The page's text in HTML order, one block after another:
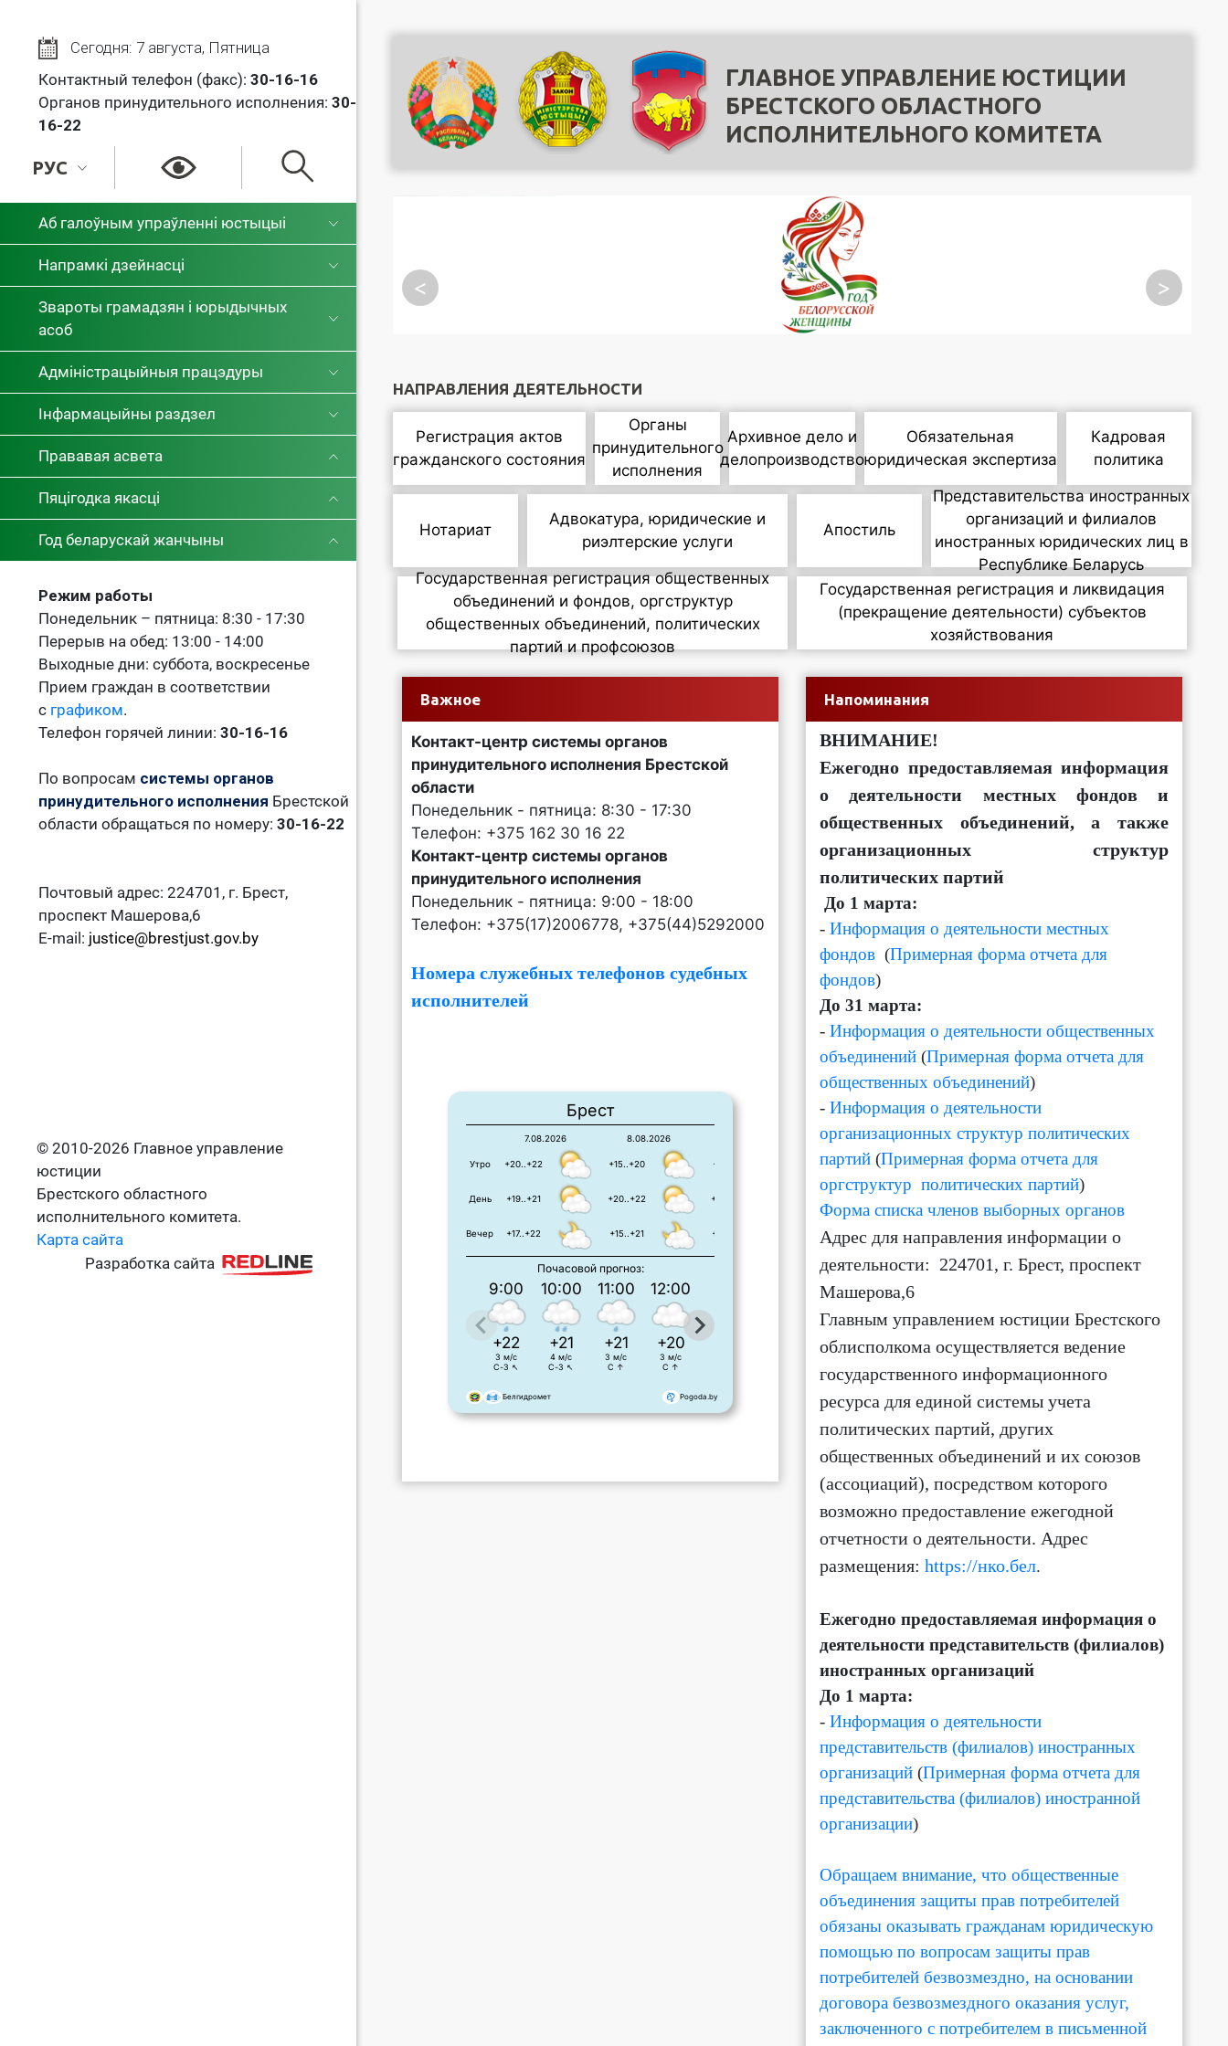
Сегодня: 7 августа, Пятница
Контактный телефон (факс): 30-16-16
Органов принудительного исполнения: 30-
16-22
РУС
Аб галоўным упраўленні юстыцыі
Напрамкі дзейнасці
Звароты грамадзян і юрыдычных
асоб
Адміністрацыйныя працэдуры
Інфармацыйны раздзел
Прававая асвета
Пяцігодка якасці
Год беларускай жанчыны
Режим работы
Понедельник – пятница: 8:30 - 17:30
Перерыв на обед: 13:00 - 14:00
Выходные дни: суббота, воскресенье
Прием граждан в соответствии
с графиком.
Телефон горячей линии: 30-16-16
По вопросам системы органов
принудительного исполнения Брестской
области обращаться по номеру: 30-16-22
Почтовый адрес: 224701, г. Брест,
проспект Машерова,6
E-mail: justice@brestjust.gov.by
© 2010-2026 Главное управление
юстиции
Брестского областного
исполнительного комитета.
Карта сайта
Разработка сайта
ГЛАВНОЕ УПРАВЛЕНИЕ ЮСТИЦИИ
БРЕСТСКОГО ОБЛАСТНОГО
ИСПОЛНИТЕЛЬНОГО КОМИТЕТА
< >
НАПРАВЛЕНИЯ ДЕЯТЕЛЬНОСТИ
Регистрация актов
гражданского состояния
Органы
принудительного
исполнения
Архивное дело и
делопроизводство
Обязательная
юридическая экспертиза
Кадровая
политика
Нотариат
Адвокатура, юридические и
риэлтерские услуги
Апостиль
Представительства иностранных
организаций и филиалов
иностранных юридических лиц в
Республике Беларусь
Государственная регистрация общественных
объединений и фондов, оргструктур
общественных объединений, политических
партий и профсоюзов
Государственная регистрация и ликвидация
(прекращение деятельности) субъектов
хозяйствования
Важное
Контакт-центр системы органов
принудительного исполнения Брестской
области
Понедельник - пятница: 8:30 - 17:30
Телефон: +375 162 30 16 22
Контакт-центр системы органов
принудительного исполнения
Понедельник - пятница: 9:00 - 18:00
Телефон: +375(17)2006778, +375(44)5292000
Номера служебных телефонов судебных
исполнителей
Брест
7.08.2026
+20..+22
+19..+21
+17..+22
8.08.2026
+15..+20
+20..+22
+15..+21
+12..+21
+22..+23
+16..+23
Вечер
День
Утро
Почасовой прогноз:
9:00
+22
3 м/с
С-З ↖
10:00
+21
4 м/с
С-З ↖
11:00
+21
3 м/с
С ↑
12:00
+20
3 м/с
С ↑
15:00
+20
16:00
+21 +21
3 м/с
+21
С-З ↖
+22 +21
Pogoda.by
Белгидромет
Напоминания
ВНИМАНИЕ!
Ежегодно предоставляемая информация
о деятельности местных фондов и
общественных объединений, а также
организационных структур
политических партий
До 1 марта:
- Информация о деятельности местных
фондов (Примерная форма отчета для
фондов)
До 31 марта:
- Информация о деятельности общественных
объединений (Примерная форма отчета для
общественных объединений)
- Информация о деятельности
организационных структур политических
партий (Примерная форма отчета для
оргструктур политических партий)
Форма списка членов выборных органов
Адрес для направления информации о
деятельности: 224701, г. Брест, проспект
Машерова,6
Главным управлением юстиции Брестского
облисполкома осуществляется ведение
государственного информационного
ресурса для единой системы учета
политических партий, других
общественных объединений и их союзов
(ассоциаций), посредством которого
возможно предоставление ежегодной
отчетности о деятельности. Адрес
размещения: https://нко.бел.
Ежегодно предоставляемая информация о
деятельности представительств (филиалов)
иностранных организаций
До 1 марта:
- Информация о деятельности
представительств (филиалов) иностранных
организаций (Примерная форма отчета для
представительства (филиалов) иностранной
организации)
Обращаем внимание, что общественные
объединения защиты прав потребителей
обязаны оказывать гражданам юридическую
помощью по вопросам защиты прав
потребителей безвозмездно, на основании
договора безвозмездного оказания услуг,
заключенного с потребителем в письменной